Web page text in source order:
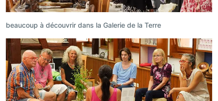
beaucoup à découvrir dans la Galerie de la Terre